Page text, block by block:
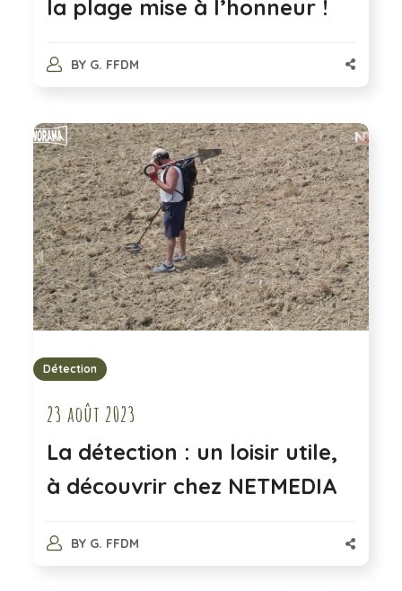
la plage mise à l’honneur !
BY G. FFDM
Détection
23 août 2023
La détection : un loisir utile,
à découvrir chez NETMEDIA
BY G. FFDM